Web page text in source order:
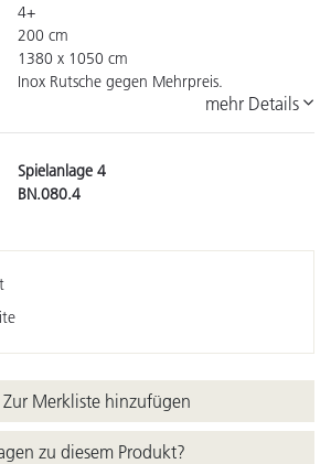
4+
200 cm
1380 x 1050 cm
Inox Rutsche gegen Mehrpreis.
mehr Details
Spielanlage 4
BN.080.4
Zur Merkliste hinzufügen
zu diesem Produkt?